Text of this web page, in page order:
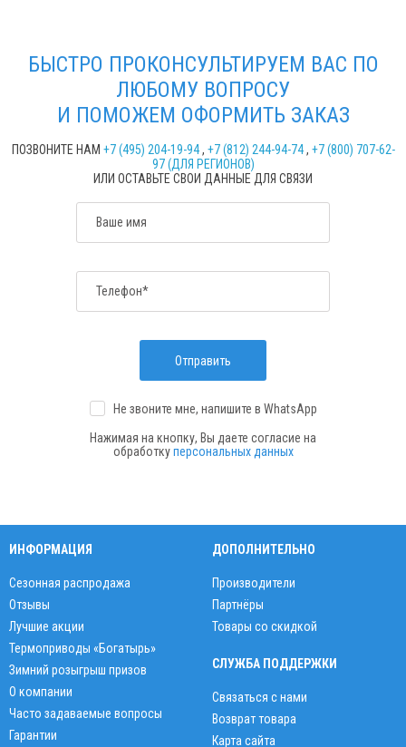
БЫСТРО ПРОКОНСУЛЬТИРУЕМ ВАС ПО
ЛЮБОМУ ВОПРОСУ
И ПОМОЖЕМ ОФОРМИТЬ ЗАКАЗ
ПОЗВОНИТЕ НАМ +7 (495) 204-19-94, +7 (812) 244-94-74, +7 (800) 707-62-
97 (ДЛЯ РЕГИОНОВ)
ИЛИ ОСТАВЬТЕ СВОИ ДАННЫЕ ДЛЯ СВЯЗИ
Ваше имя
Телефон*
Отправить
Не звоните мне, напишите в WhatsApp
Нажимая на кнопку, Вы даете согласие на
обработкуперсональных данных
ИНФОРМАЦИЯ
Сезонная распродажа
Отзывы
Лучшие акции
Термоприводы «Богатырь»
Зимний розыгрыш призов
О компании
Часто задаваемые вопросы
Гарантии
ДОПОЛНИТЕЛЬНО
Производители
Партнёры
Товары со скидкой
СЛУЖБА ПОДДЕРЖКИ
Связаться с нами
Возврат товара
Карта сайта